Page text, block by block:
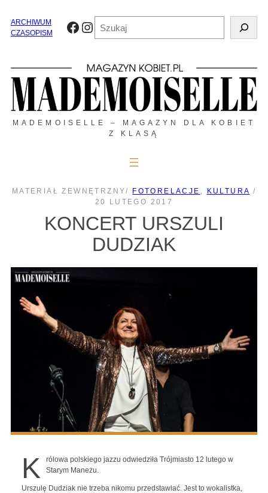
treściARCHIWUM
CZASOPISM
Facebook
Instagram
MADEMOISELLE – MAGAZYN DLA KOBIET
Z KLASĄ
MATERIAŁ ZEWNĘTRZNY/ FOTORELACJE , KULTURA /
20 LUTEGO 2017
KONCERT URSZULI
DUDZIAK
K
rólowa polskiego jazzu odwiedziła Trójmiasto 12 lutego w
Starym Maneżu.
Urszulę Dudziak nie trzeba nikomu przedstawiać. Jest to wokalistka,